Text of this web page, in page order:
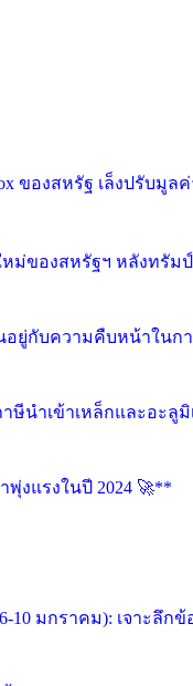
ของสหรัฐ เล็งปรับมูล
ม่ของสหรัฐฯ หลังทรัม
กับความคืบหน้าในก
ษีนำเข้าเหล็กและอะลู
งแรงในปี 2024 🚀**
10 มกราคม): เจาะลึก